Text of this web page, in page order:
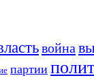
война
партии